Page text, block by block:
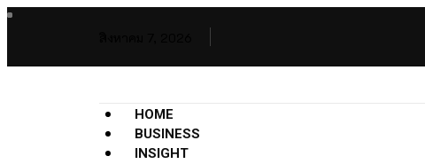
HOME
BUSINESS
INSIGHT